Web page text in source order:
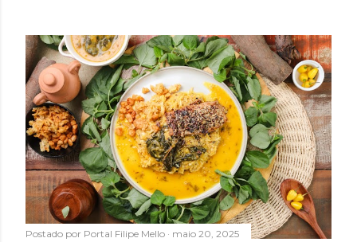
Postado por Portal Filipe Mello maio 20, 2025